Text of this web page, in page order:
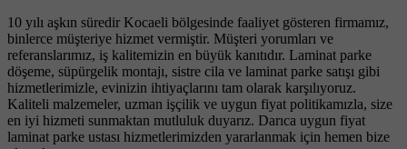
10 yılı aşkın süredir Kocaeli bölgesinde faaliyet gösteren firmamız,
binlerce müşteriye hizmet vermiştir. Müşteri yorumları ve
referanslarımız, iş kalitemizin en büyük kanıtıdır. Laminat parke
döşeme, süpürgelik montajı, sistre cila ve laminat parke satışı gibi
hizmetlerimizle, evinizin ihtiyaçlarını tam olarak karşılıyoruz.
Kaliteli malzemeler, uzman işçilik ve uygun fiyat politikamızla, size
en iyi hizmeti sunmaktan mutluluk duyarız. Darıca uygun fiyat
laminat parke ustası hizmetlerimizden yararlanmak için hemen bize